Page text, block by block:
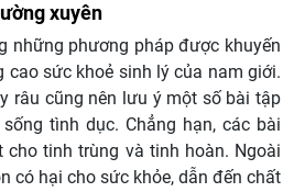
xuyên
những phương pháp được khuyến
cao sức khoẻ sinh lý của nam giới.
râu cũng nên lưu ý một số bài tập
tình dục. Chẳng hạn, các bài
tinh trùng và tinh hoàn. Ngoài
có hại cho sức khỏe, dẫn đến chất